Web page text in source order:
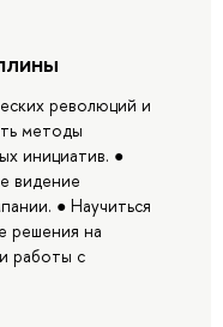
революций и
методы
инициатив. ●
видение
● Научиться
решения на
работы с